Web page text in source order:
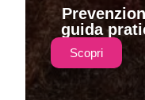
guida
Scopri